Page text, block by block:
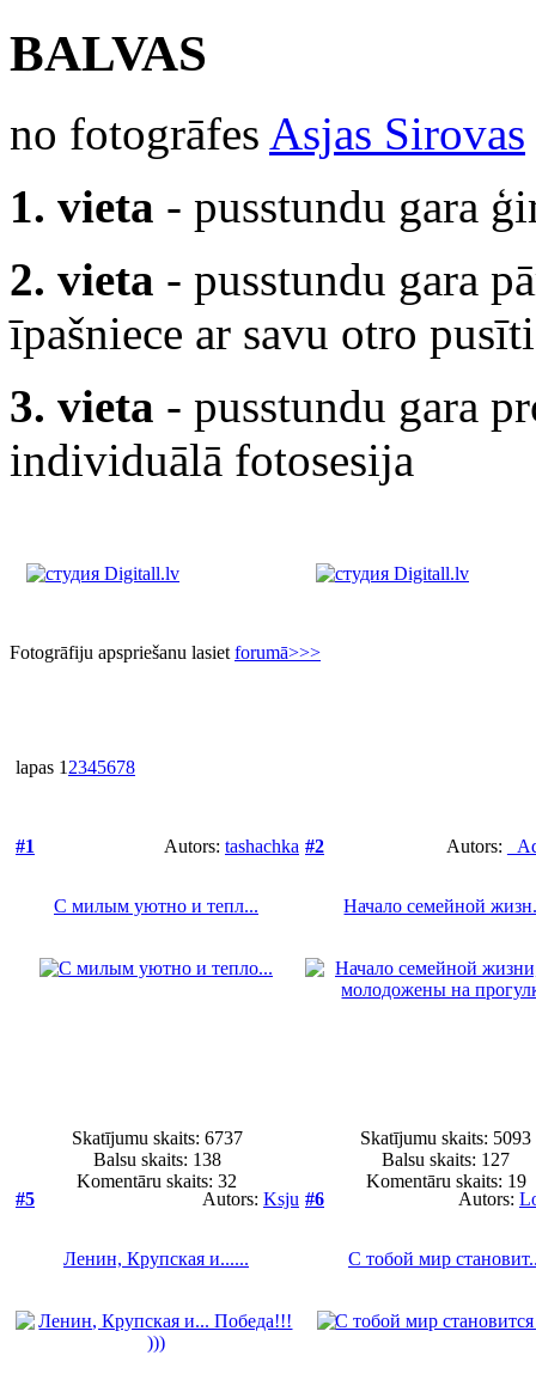
BALVAS
no fotogrāfes Asjas Sirovas
1. vieta - pusstundu gara
2. vieta - pusstundu gara
īpašniece ar savu otro
3. vieta - pusstundu gara
individuālā fotosesija
Fotogrāfiju apspriešanu lasiet forumā>>>
lapas 1 2345678
#1 Autors: tashachka
С милым уютно и тепл...
Skatījumu skaits: 6737
Balsu skaits: 138
Komentāru skaits: 32
#2 Autors:
Начало семейной
Skatījumu skaits: 5093
Balsu skaits: 127
Komentāru skaits: 19
#5
Autors: Ksju
Ленин, Крупская и......
#6 Autors:
С тобой мир